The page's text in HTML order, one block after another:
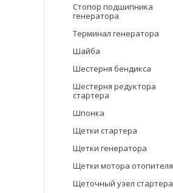
Стопор подшипника
генератора
Терминал генератора
Шайба
Шестерня бендикса
Шестерня редуктора
стартера
Шпонка
Щетки стартера
Щетки генератора
Щетки мотора отопителя
Щеточный узел стартера